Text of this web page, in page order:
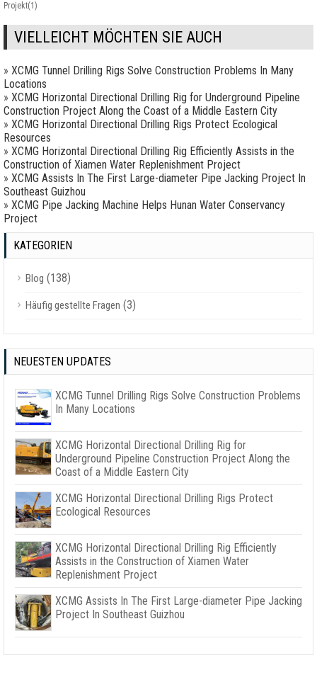
Projekt(1)
VIELLEICHT MÖCHTEN SIE AUCH
» XCMG Tunnel Drilling Rigs Solve Construction Problems In Many
Locations
» XCMG Horizontal Directional Drilling Rig for Underground Pipeline
Construction Project Along the Coast of a Middle Eastern City
» XCMG Horizontal Directional Drilling Rigs Protect Ecological
Resources
» XCMG Horizontal Directional Drilling Rig Efficiently Assists in the
Construction of Xiamen Water Replenishment Project
» XCMG Assists In The First Large-diameter Pipe Jacking Project In
Southeast Guizhou
» XCMG Pipe Jacking Machine Helps Hunan Water Conservancy
Project
KATEGORIEN
Blog (138)
Häufig gestellte Fragen (3)
NEUESTEN UPDATES
XCMG Tunnel Drilling Rigs Solve Construction Problems
In Many Locations
XCMG Horizontal Directional Drilling Rig for
Underground Pipeline Construction Project Along the
Coast of a Middle Eastern City
XCMG Horizontal Directional Drilling Rigs Protect
Ecological Resources
XCMG Horizontal Directional Drilling Rig Efficiently
Assists in the Construction of Xiamen Water
Replenishment Project
XCMG Assists In The First Large-diameter Pipe Jacking
Project In Southeast Guizhou